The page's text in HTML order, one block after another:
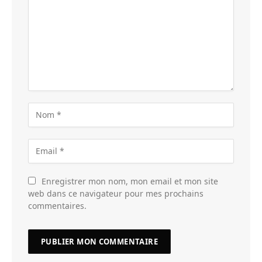
Enregistrer mon nom, mon email et mon site
web dans ce navigateur pour mes prochains
commentaires.